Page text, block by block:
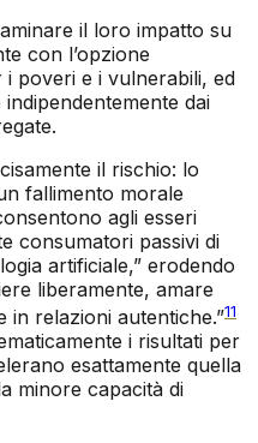
il loro impatto su
con l’opzione
i poveri e i vulnerabili, ed
dai
il rischio: lo
fallimento morale
agli esseri
consumatori passivi di
artificiale,” erodendo
liberamente, amare
in relazioni autentiche.”11
i risultati per
esattamente quella
minore capacità di